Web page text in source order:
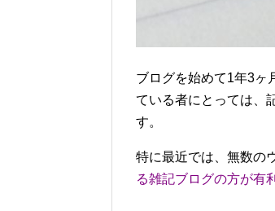
ブログを始めて1年3ヶ
ている者にとっては、
す。
特に最近では、無数の
る雑記ブログの方が有